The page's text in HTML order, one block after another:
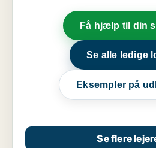
Få hjælp til din
Se alle ledige
Eksempler på
Se flere